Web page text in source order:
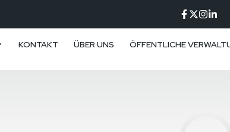
KONTAKT ÜBER UNS ÖFFENTLICHE